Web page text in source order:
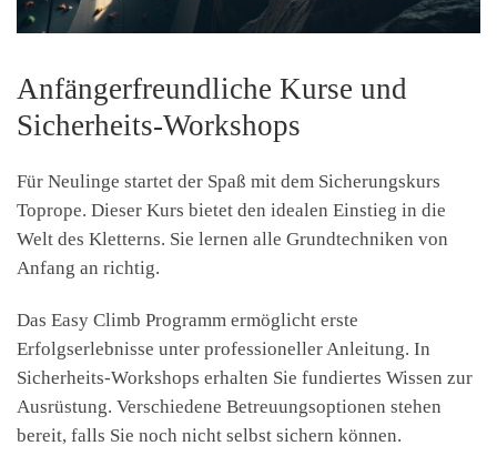
Anfängerfreundliche Kurse und
Sicherheits-Workshops
Für Neulinge startet der Spaß mit dem Sicherungskurs
Toprope. Dieser Kurs bietet den idealen Einstieg in die
Welt des Kletterns. Sie lernen alle Grundtechniken von
Anfang an richtig.
Das Easy Climb Programm ermöglicht erste
Erfolgserlebnisse unter professioneller Anleitung. In
Sicherheits-Workshops erhalten Sie fundiertes Wissen zur
Ausrüstung. Verschiedene Betreuungsoptionen stehen
bereit, falls Sie noch nicht selbst sichern können.